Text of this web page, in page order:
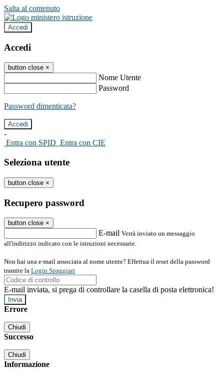
Salta al contenuto
Accedi
Accedi
button close ×
Nome Utente
Password
Password dimenticata?
-
Entra con SPID Entra con CIE
Seleziona utente
button close ×
Recupero password
button close ×
E-mail Verrà inviato un messaggio
all'indirizzo indicato con le istruzioni necessarie.
Non hai una e-mail associata al nome utente? Effettua il reset della password
tramite la Login Spaggiari
E-mail inviata, si prega di controllare la casella di posta elettronica!
Errore
Chiudi
Successo
Chiudi
Informazione